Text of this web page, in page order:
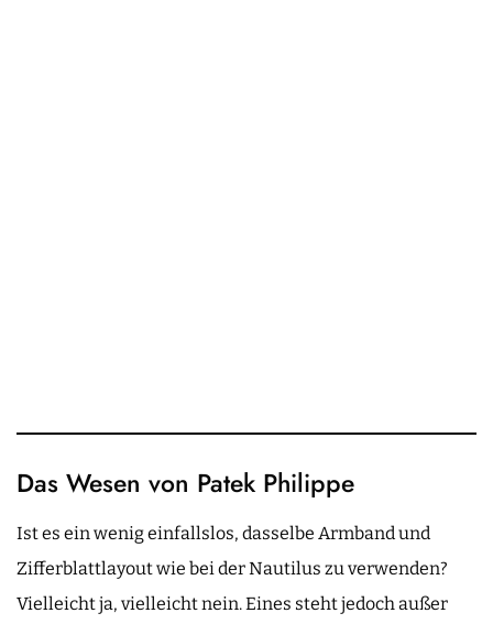
Das Wesen von Patek Philippe
Ist es ein wenig einfallslos, dasselbe Armband und
Zifferblattlayout wie bei der Nautilus zu verwenden?
Vielleicht ja, vielleicht nein. Eines steht jedoch außer